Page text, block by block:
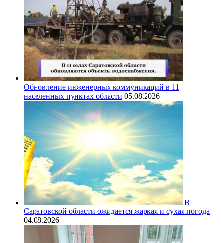
Обновление инженерных коммуникаций в 11
населенных пунктах области 05.08.2026
В
Саратовской области ожидается жаркая и сухая погода
04.08.2026